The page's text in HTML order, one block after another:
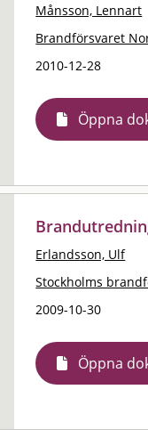
Månsson, Lennart
Brandförsvaret
2010-12-28
Öppna
Erlandsson, Ulf
Stockholms
2009-10-30
Öppna